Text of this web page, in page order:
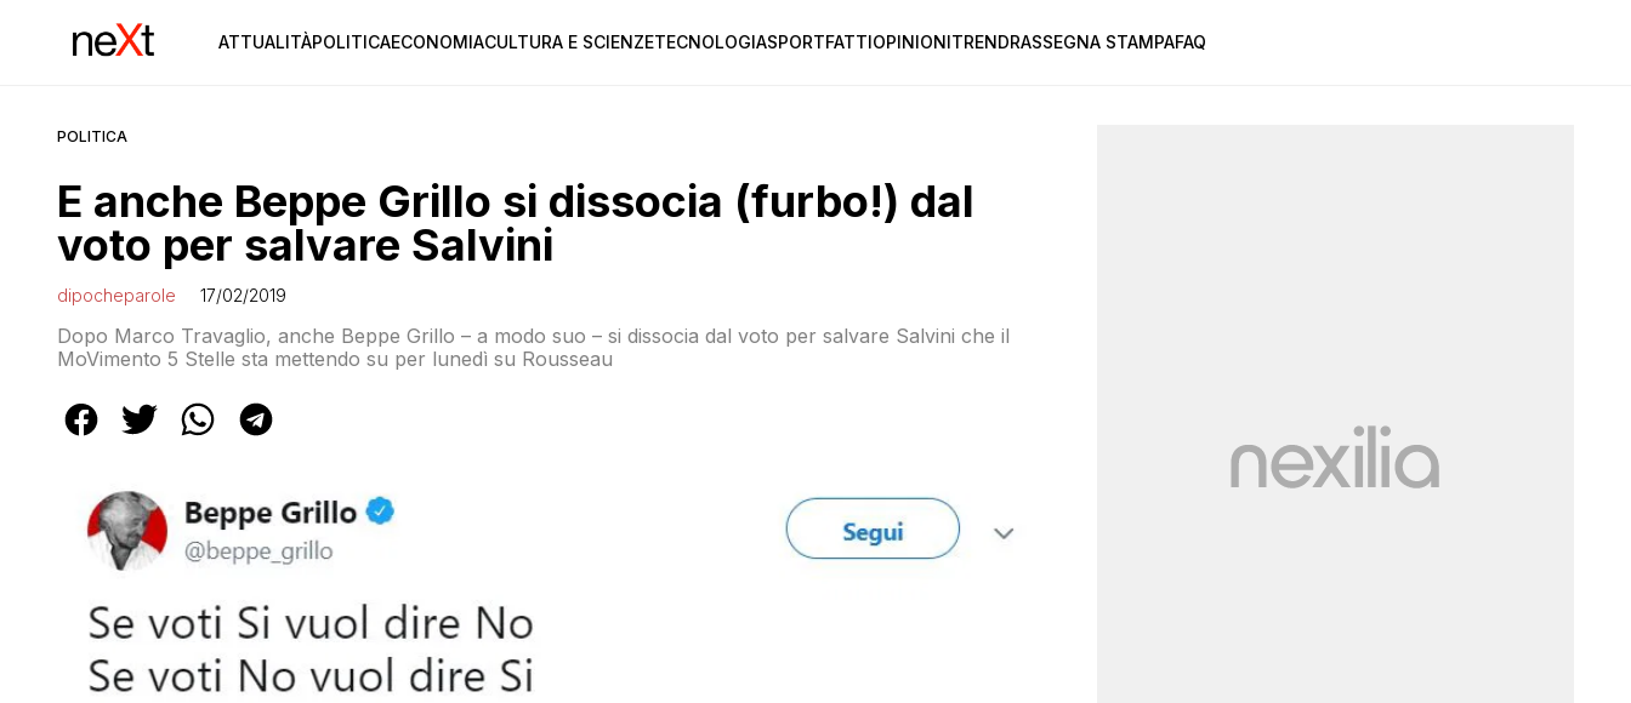
ATTUALITÀPOLITICAECONOMIACULTURA E SCIENZETECNOLOGIASPORTFATTIOPINIONITRENDRASSEGNA STAMPAFAQ
POLITICA
E anche Beppe Grillo si dissocia (furbo!) dal
voto per salvare Salvini
dipocheparole 17/02/2019
Dopo Marco Travaglio, anche Beppe Grillo – a modo suo – si dissocia dal voto per salvare Salvini che il
MoVimento 5 Stelle sta mettendo su per lunedì su Rousseau